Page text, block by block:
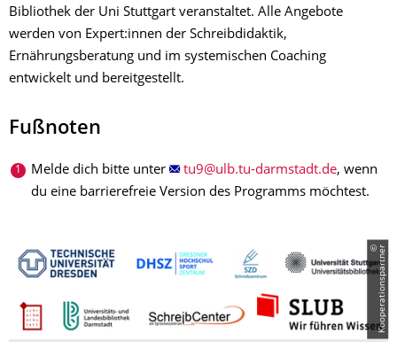
Bibliothek der Uni Stuttgart veranstaltet. Alle Angebote
werden von Expert:innen der Schreibdidaktik,
Ernährungsberatung und im systemischen Coaching
entwickelt und bereitgestellt.
Fußnoten
Melde dich bitte unter
, wenn
du eine barrierefreie Version des Programms möchtest.
©
K
o
o
p
e
r
a
t
i
o
n
s
p
a
r
t
n
e r